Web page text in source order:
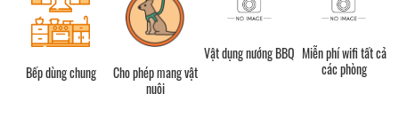
Bếp dùng chung
Cho phép mang vật
nuôi
Vật dụng nướng BBQ Miễn phí wifi tất cả
các phòng